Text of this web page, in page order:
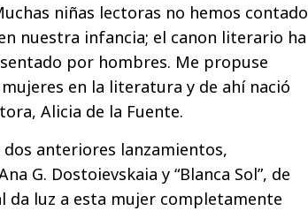
niñas lectoras no hemos contado
nuestra infancia; el canon literario ha
por hombres. Me propuse
en la literatura y de ahí nació
Alicia de la Fuente.
anteriores lanzamientos,
G. Dostoievskaia y “Blanca Sol”, de
da luz a esta mujer completamente